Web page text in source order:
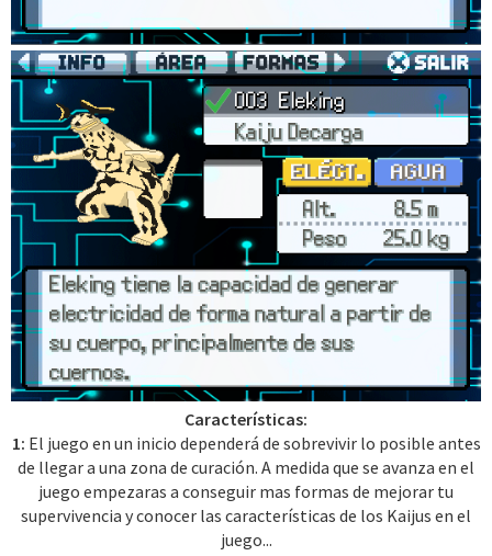
Características:
1: El juego en un inicio dependerá de sobrevivir lo posible antes
de llegar a una zona de curación. A medida que se avanza en el
juego empezaras a conseguir mas formas de mejorar tu
supervivencia y conocer las características de los Kaijus en el
juego...